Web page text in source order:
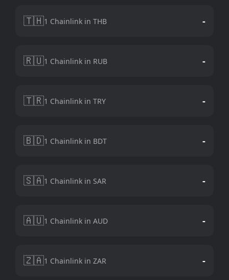
🇹🇭1 Chainlink in THB -
🇷🇺1 Chainlink in RUB -
🇹🇷1 Chainlink in TRY -
🇧🇩1 Chainlink in BDT -
🇸🇦1 Chainlink in SAR -
🇦🇺1 Chainlink in AUD -
🇿🇦1 Chainlink in ZAR -